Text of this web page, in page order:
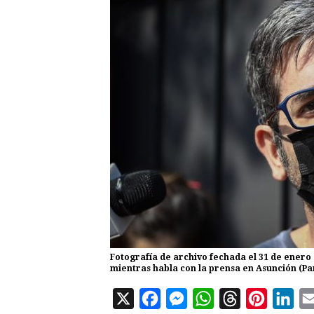
Fotografía de archivo fechada el 31 de
mientras habla con la prensa en Asunción
X
M
W